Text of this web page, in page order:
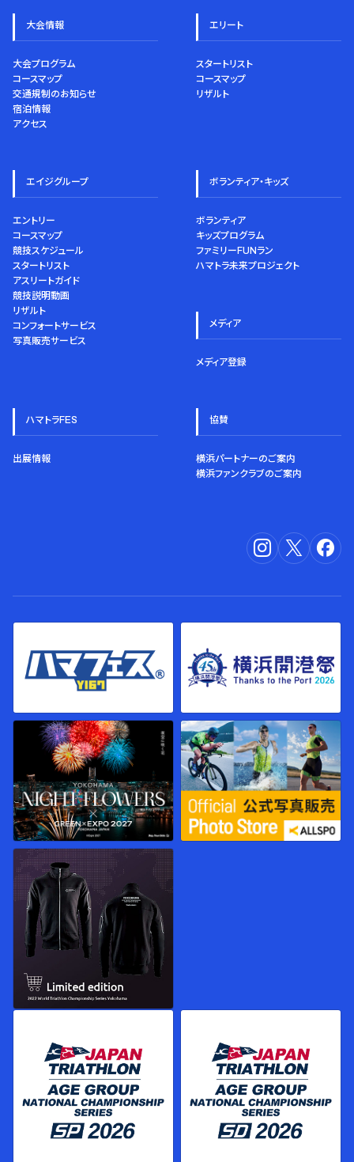
大会情報
大会プログラム
コースマップ
交通規制のお知らせ
宿泊情報
アクセス
エリート
スタートリスト
コースマップ
リザルト
エイジグループ
エントリー
コースマップ
競技スケジュール
スタートリスト
アスリートガイド
競技説明動画
リザルト
コンフォートサービス
写真販売サービス
ボランティア・キッズ
ボランティア
キッズプログラム
ファミリーFUNラン
ハマトラ未来プロジェクト
メディア
メディア登録
ハマトラFES
出展情報
協賛
横浜パートナーのご案内
横浜ファンクラブのご案内